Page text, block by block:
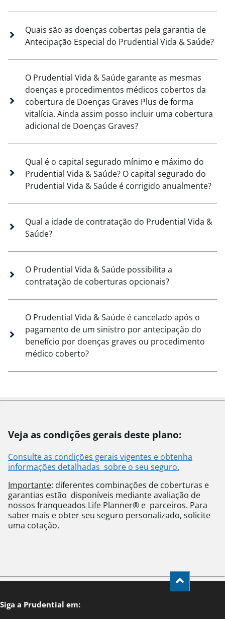
Quais são as doenças cobertas pela garantia de
Antecipação Especial do Prudential Vida & Saúde?
O Prudential Vida & Saúde garante as mesmas
doenças e procedimentos médicos cobertos da
cobertura de Doenças Graves Plus de forma
vitalícia. Ainda assim posso incluir uma cobertura
adicional de Doenças Graves?
Qual é o capital segurado mínimo e máximo do
Prudential Vida & Saúde? O capital segurado do
Prudential Vida & Saúde é corrigido anualmente?
Qual a idade de contratação do Prudential Vida &
Saúde?
O Prudential Vida & Saúde possibilita a
contratação de coberturas opcionais?
O Prudential Vida & Saúde é cancelado após o
pagamento de um sinistro por antecipação do
benefício por doenças graves ou procedimento
médico coberto?
Veja as condições gerais deste plano:
Consulte as condições gerais vigentes e obtenha
informações detalhadas sobre o seu seguro.
Importante: diferentes combinações de coberturas e
garantias estão disponíveis mediante avaliação de
nossos franqueados Life Planner® e parceiros. Para
saber mais e obter seu seguro personalizado, solicite
uma cotação.
Siga a Prudential em: